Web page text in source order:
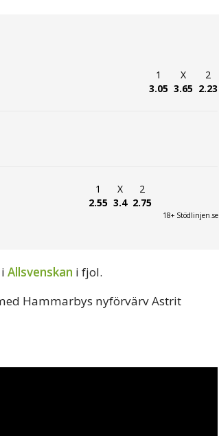
1
3.05
X
3.65
2
2.23
1
2.55
X
3.4
2
2.75
18+ Stödlinjen.se
Allsvenskan i fjol.
Hammarbys nyförvärv Astrit